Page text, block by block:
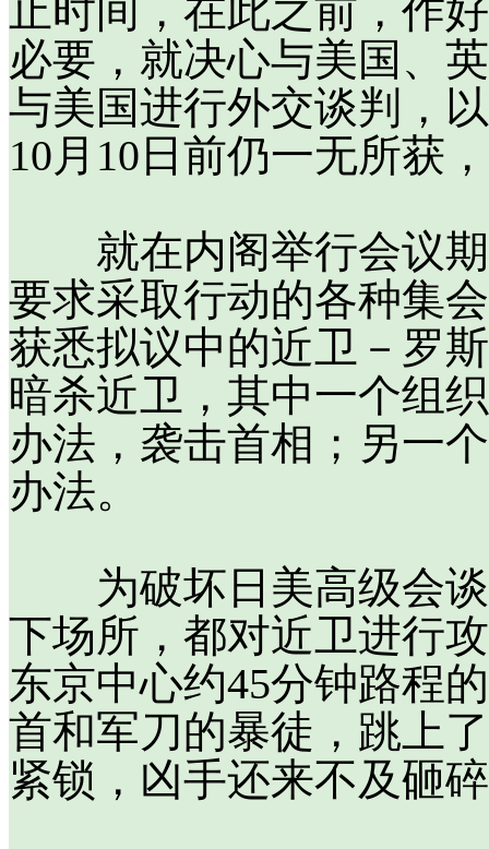
止时间，在此之前，作
必要，就决心与美国、
与美国进行外交谈判，
10月10日前仍一无所获
就在内阁举行会议期
要求采取行动的各种集
获悉拟议中的近卫－罗
暗杀近卫，其中一个组
办法，袭击首相；另一
办法。
为破坏日美高级会谈
下场所，都对近卫进行
东京中心约45分钟路程
首和军刀的暴徒，跳上
紧锁，凶手还来不及砸